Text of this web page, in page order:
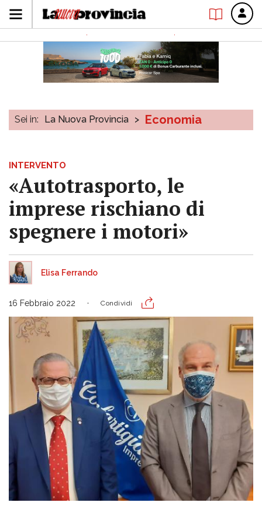
Sei in: La Nuova Provincia > Economia
INTERVENTO
«Autotrasporto, le
imprese rischiano di
spegnere i motori»
Elisa Ferrando
16 Febbraio 2022 Condividi